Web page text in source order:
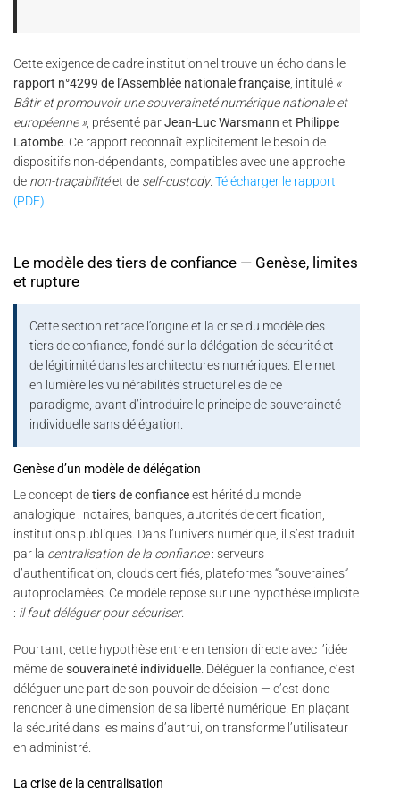
Cette exigence de cadre institutionnel trouve un écho dans le
rapport n°4299 de l’Assemblée nationale française , intitulé «
Bâtir et promouvoir une souveraineté numérique nationale et
européenne », présenté parJean-Luc Warsmann et Philippe
Latombe . Ce rapport reconnaît explicitement le besoin de
dispositifs non-dépendants, compatibles avec une approche
de non-traçabilitéet de self-custody. Télécharger le rapport
(PDF)
Le modèle des tiers de confiance — Genèse, limites
et rupture
Cette section retrace l’origine et la crise du modèle des
tiers de confiance, fondé sur la délégation de sécurité et
de légitimité dans les architectures numériques. Elle met
en lumière les vulnérabilités structurelles de ce
paradigme, avant d’introduire le principe de souveraineté
individuelle sans délégation.
Genèse d’un modèle de délégation
Le concept detiers de confianceest hérité du monde
analogique : notaires, banques, autorités de certification,
institutions publiques. Dans l’univers numérique, il s’est traduit
par la centralisation de la confiance: serveurs
d’authentification, clouds certifiés, plateformes “souveraines”
autoproclamées. Ce modèle repose sur une hypothèse implicite
: il faut déléguer pour sécuriser.
Pourtant, cette hypothèse entre en tension directe avec l’idée
même desouveraineté individuelle . Déléguer la confiance, c’est
déléguer une part de son pouvoir de décision — c’est donc
renoncer à une dimension de sa liberté numérique. En plaçant
la sécurité dans les mains d’autrui, on transforme l’utilisateur
en administré.
La crise de la centralisation